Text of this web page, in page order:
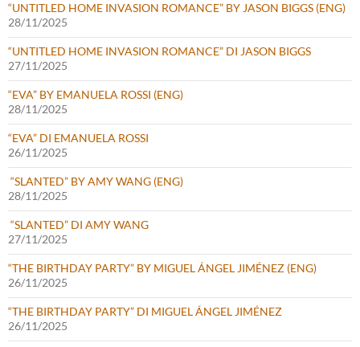
“UNTITLED HOME INVASION ROMANCE” BY JASON BIGGS (ENG)
28/11/2025
“UNTITLED HOME INVASION ROMANCE” DI JASON BIGGS
27/11/2025
“EVA” BY EMANUELA ROSSI (ENG)
28/11/2025
“EVA” DI EMANUELA ROSSI
26/11/2025
“SLANTED” BY AMY WANG (ENG)
28/11/2025
“SLANTED” DI AMY WANG
27/11/2025
“THE BIRTHDAY PARTY” BY MIGUEL ÁNGEL JIMÉNEZ (ENG)
26/11/2025
“THE BIRTHDAY PARTY” DI MIGUEL ÁNGEL JIMÉNEZ
26/11/2025